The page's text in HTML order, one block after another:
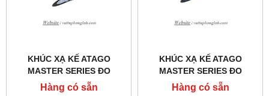
KHÚC XẠ KẾ ATAGO
MASTER SERIES ĐO
TRỌNG LƯỢNG RIÊNG
Hàng có sẵn
KHÚC XẠ KẾ ATAGO
MASTER SERIES ĐO
TRỌNG LƯỢNG RIÊNG
Hàng có sẵn